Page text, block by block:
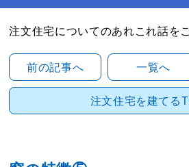
注文住宅についてのあれこれ話を
前の記事へ 一覧へ
注文住宅を建てる